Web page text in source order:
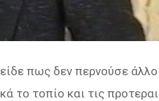
πως δεν περνούσε
το τοπίο και τις